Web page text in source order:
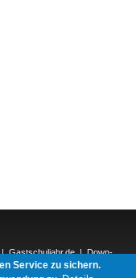
Gastschuljahr.de|Down-
|Service zu sichern.